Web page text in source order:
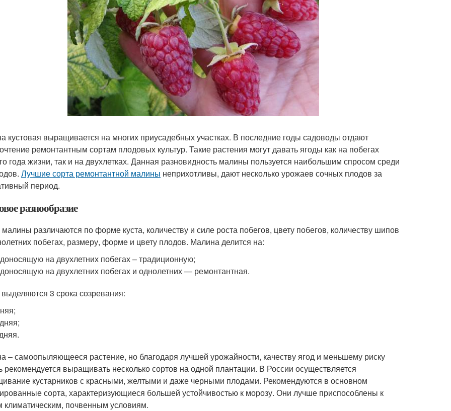
кустовая выращивается на многих приусадебных участках. В последние годы садоводы отдают
ремонтантным сортам плодовых культур. Такие растения могут давать ягоды как на побегах
года жизни, так и на двухлетках. Данная разновидность малины пользуется наибольшим спросом среди
Лучшие сорта ремонтантной малины неприхотливы, дают несколько урожаев сочных плодов за
период.
разнообразие
различаются по форме куста, количеству и силе роста побегов, цвету побегов, количеству шипов
побегах, размеру, форме и цвету плодов. Малина делится на:
на двухлетних побегах – традиционную;
на двухлетних побегах и однолетних — ремонтантная.
3 срока созревания:
– самоопыляющееся растение, но благодаря лучшей урожайности, качеству ягод и меньшему риску
рекомендуется выращивать несколько сортов на одной плантации. В России осуществляется
кустарников с красными, желтыми и даже черными плодами. Рекомендуются в основном
сорта, характеризующиеся большей устойчивостью к морозу. Они лучше приспособлены к
почвенным условиям.